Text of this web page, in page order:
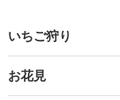
いちご狩り
お花見